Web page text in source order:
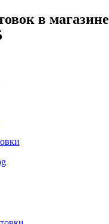
в магазине